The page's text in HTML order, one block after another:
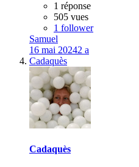
1 réponse
505 vues
1 follower
Samuel
16 mai 20242 a
Cadaquès
Cadaquès